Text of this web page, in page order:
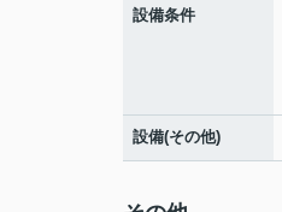
設備条件
設備(その他)